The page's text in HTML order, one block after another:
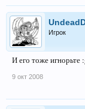
Игрок
И его тоже игнорьте
9 окт 2008